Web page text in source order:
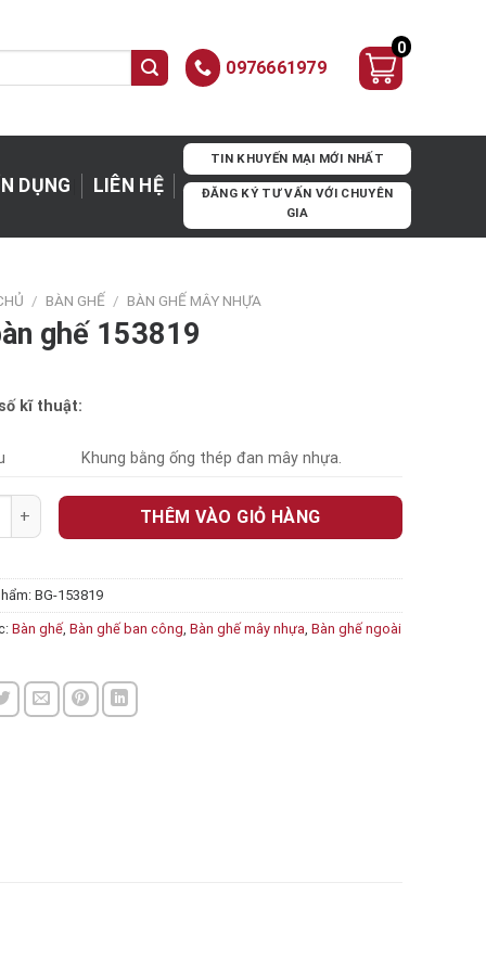
0976661979
0
DỤNG LIÊN HỆ
TIN KHUYẾN MẠI MỚI NHẤT
ĐĂNG KÝ TƯ VẤN VỚI CHUYÊN
GIA
/ BÀN GHẾ / BÀN GHẾ MÂY NHỰA
ghế 153819
kĩ thuật:
Khung bằng ống thép đan mây nhựa.
153819 số lượng
THÊM VÀO GIỎ HÀNG
BG-153819
Bàn ghế, Bàn ghế ban công, Bàn ghế mây nhựa, Bàn ghế ngoài